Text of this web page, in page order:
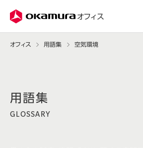
オフィス
オフィス 用語集 空気環境
GLOSSARY